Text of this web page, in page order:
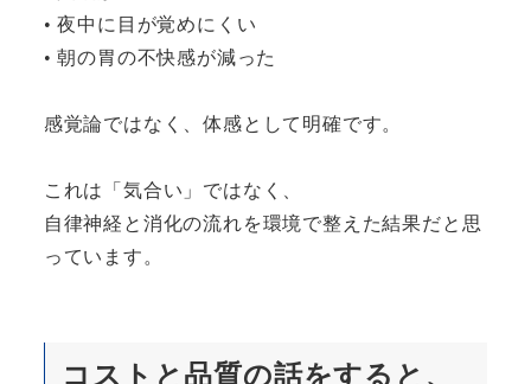
• 夜中に目が覚めにくい
• 朝の胃の不快感が減った
感覚論ではなく、体感として明確です。
これは「気合い」ではなく、
自律神経と消化の流れを環境で整えた結果だと思
っています。
コストと品質の話をすると、